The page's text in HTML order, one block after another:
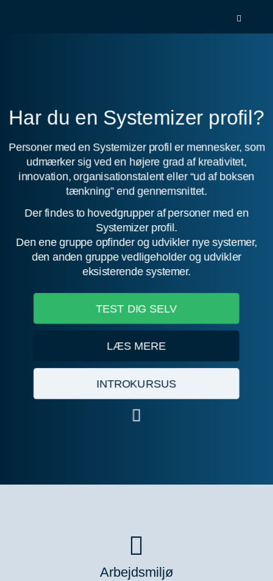
Systemizer
2.0:
Test
selv
3.0:
Produkter
4.0:
Kontakt
Har du en Systemizer profil?
Personer med en Systemizer profil er mennesker, som
udmærker sig ved en højere grad af kreativitet,
innovation, organisationstalent eller “ud af boksen
tænkning” end gennemsnittet.
Der findes to hovedgrupper af personer med en
Systemizer profil.
Den ene gruppe opfinder og udvikler nye systemer,
den anden gruppe vedligeholder og udvikler
eksisterende systemer.
TEST DIG SELV
LÆS MERE
INTROKURSUS
Arbejdsmiljø